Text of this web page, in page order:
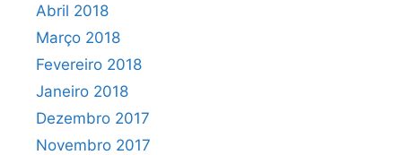
Abril 2018
Março 2018
Fevereiro 2018
Janeiro 2018
Dezembro 2017
Novembro 2017